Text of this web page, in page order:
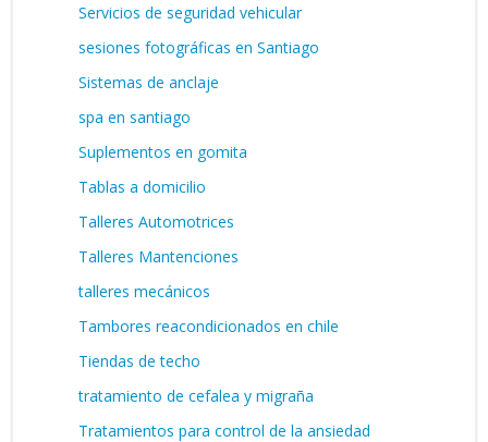
Servicios de seguridad vehicular
sesiones fotográficas en Santiago
Sistemas de anclaje
spa en santiago
Suplementos en gomita
Tablas a domicilio
Talleres Automotrices
Talleres Mantenciones
talleres mecánicos
Tambores reacondicionados en chile
Tiendas de techo
tratamiento de cefalea y migraña
Tratamientos para control de la ansiedad